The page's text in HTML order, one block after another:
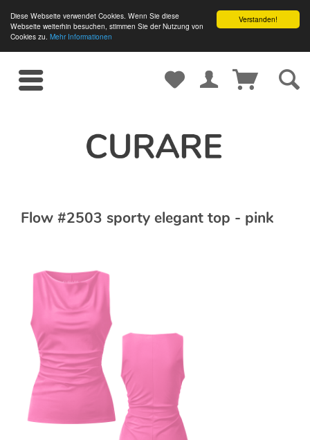
Verstanden!
Diese Webseite verwendet Cookies. Wenn Sie diese
Webseite weiterhin besuchen, stimmen Sie der Nutzung von
Cookies zu. Mehr Informationen
Flow #2503 sporty elegant top - pink